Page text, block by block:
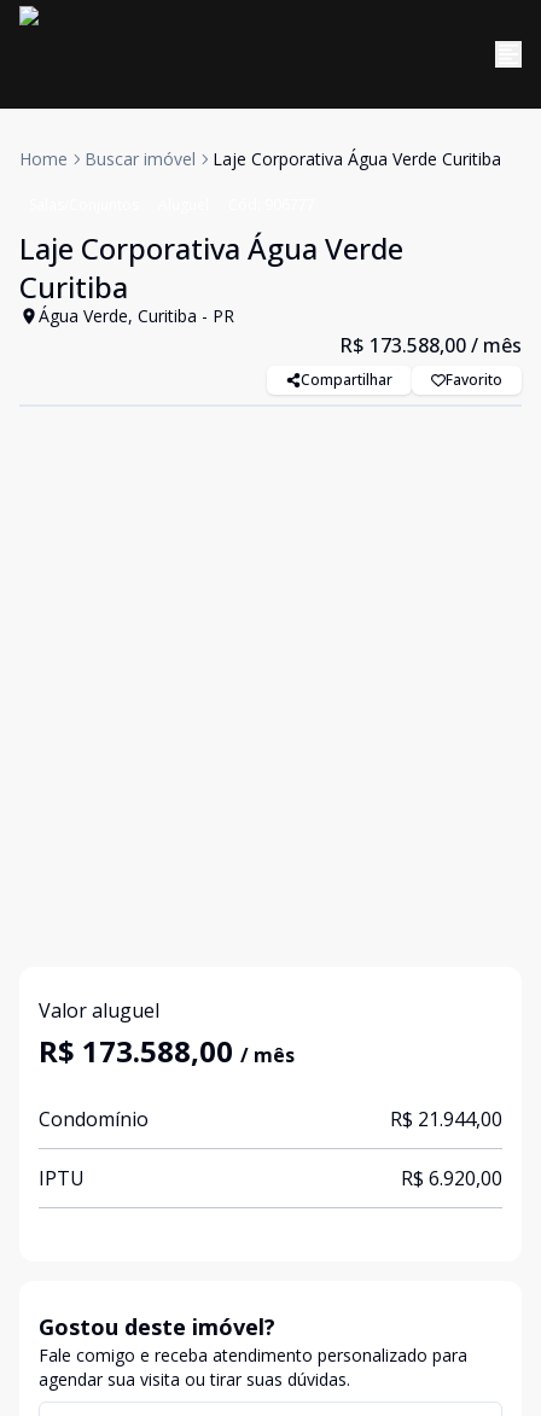
Home Buscar imóvel Laje Corporativa Água Verde Curitiba
Laje Corporativa Água Verde
Curitiba
Água Verde, Curitiba - PR
R$ 173.588,00/ mês
Compartilhar Favorito
Valor aluguel
R$ 173.588,00 / mês
Condomínio R$ 21.944,00
IPTU R$ 6.920,00
Gostou deste imóvel?
Fale comigo e receba atendimento personalizado para
agendar sua visita ou tirar suas dúvidas.